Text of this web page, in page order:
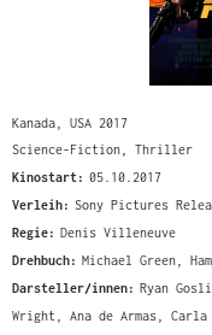
Kanada, USA 2017
Science-Fiction, Thriller
Kinostart: 05.10.2017
Verleih: Sony Pictures
Regie: Denis Villeneuve
Drehbuch: Michael Green,
Darsteller/innen: Ryan
Wright, Ana de Armas,